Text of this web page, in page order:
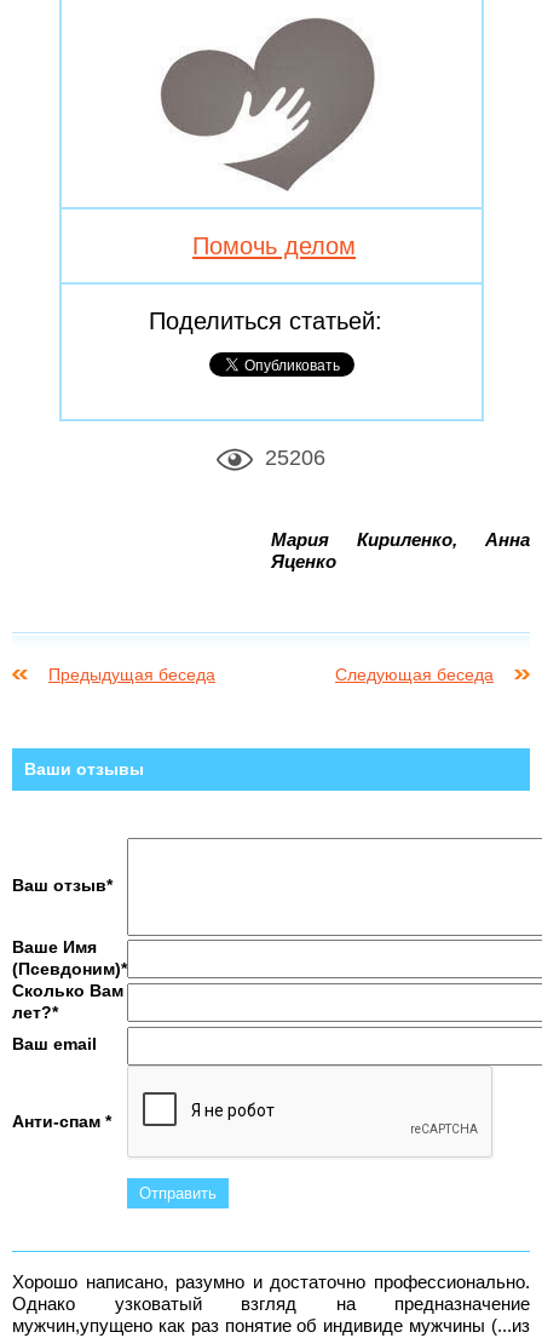
Помочь делом
Поделиться статьей:
25206
Мария Кириленко, Анна
Яценко
Предыдущая беседа Следующая беседа
Ваши отзывы
Ваш отзыв*
Ваше Имя
(Псевдоним)*
Сколько Вам
лет?*
Ваш email
Анти-спам *
Хорошо написано, разумно и достаточно профессионально.
Однако узковатый взгляд на предназначение
мужчин,упущено как раз понятие об индивиде мужчины (...из